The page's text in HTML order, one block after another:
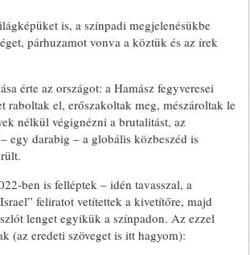
is, a színpadi megjelenésükbe
párhuzamot vonva a köztük és az írek
érte az országot: a Hamász fegyveresei
el, erőszakoltak meg, mészároltak le
nélkül végignézni a brutalitást, az
egy darabig – a globális közbeszéd is
ben is felléptek – idén tavasszal, a
feliratot vetítettek a kivetítőre, majd
lenget egyikük a színpadon. Az ezzel
(az eredeti szöveget is itt hagyom):